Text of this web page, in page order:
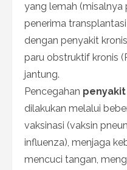
yang lemah
penerima
dengan penyakit
paru obstruktif kronis
jantung.
Pencegahan
dilakukan melalui
vaksinasi (vaksin
influenza), menjaga
mencuci tangan,